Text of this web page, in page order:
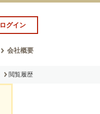
ログイン
会社概要
閲覧履歴